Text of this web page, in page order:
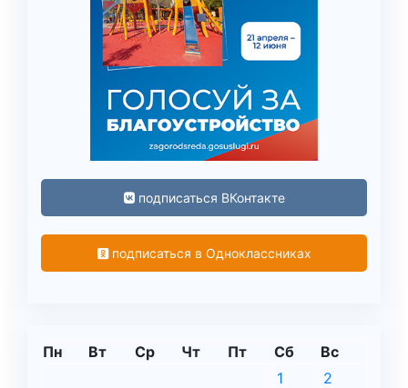
подписаться ВКонтакте
подписаться в Одноклассниках
Пн Вт Ср Чт Пт Сб Вс
1
2